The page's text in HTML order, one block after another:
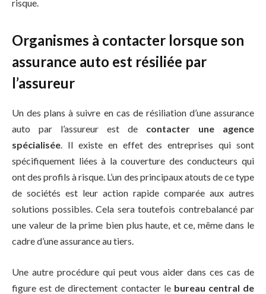
risque.
Organismes à contacter lorsque son
assurance auto est résiliée par
l’assureur
Un des plans à suivre en cas de résiliation d’une assurance
auto par l’assureur est de contacter une agence
spécialisée. Il existe en effet des entreprises qui sont
spécifiquement liées à la couverture des conducteurs qui
ont des profils à risque. L’un des principaux atouts de ce type
de sociétés est leur action rapide comparée aux autres
solutions possibles. Cela sera toutefois contrebalancé par
une valeur de la prime bien plus haute, et ce, même dans le
cadre d’une assurance au tiers.
Une autre procédure qui peut vous aider dans ces cas de
figure est de directement contacter le bureau central de